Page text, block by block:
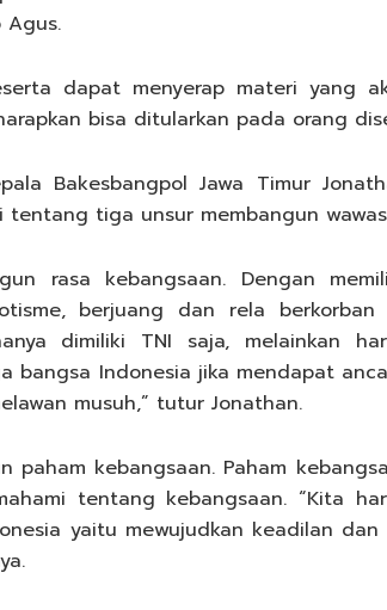
Agus.
dapat menyerap materi yang
bisa ditularkan pada orang
Bakesbangpol Jawa Timur
tentang tiga unsur membangun
rasa kebangsaan. Dengan
berjuang dan rela
dimiliki TNI saja, melainkan
bangsa Indonesia jika mendapat
musuh,” tutur Jonathan.
paham kebangsaan. Paham
tentang kebangsaan. “Kita
yaitu mewujudkan keadilan